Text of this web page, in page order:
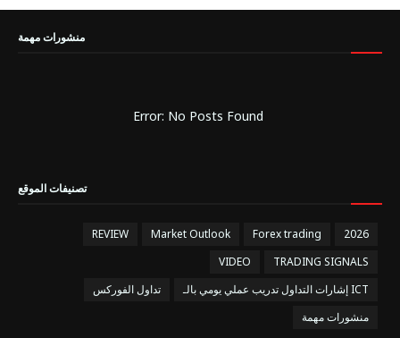
منشورات مهمة
Error: No Posts Found
تصنيفات الموقع
2026
Forex trading
Market Outlook
REVIEW
TRADING SIGNALS
VIDEO
إشارات التداول تدريب عملي يومي بالـ ICT
تداول الفوركس
منشورات مهمة